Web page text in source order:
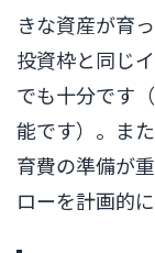
きな資産が育
投資枠と同じ
でも十分です
能です）。ま
育費の準備が
ローを計画的